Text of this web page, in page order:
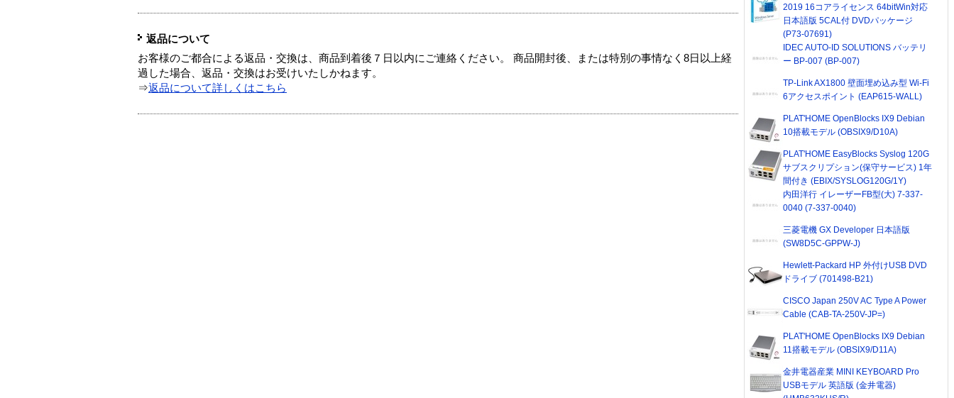
返品について
お客様のご都合による返品・交換は、商品到着後７日以内にご連絡ください。 商品開封後、または特別の事情なく8日以上経
過した場合、返品・交換はお受けいたしかねます。
⇒返品について詳しくはこちら
2019 16コアライセンス 64bitWin対応
日本語版 5CAL付 DVDパッケージ
(P73-07691)
IDEC AUTO-ID SOLUTIONS バッテリ
ー BP-007 (BP-007)
TP-Link AX1800 壁面埋め込み型 Wi-Fi
6アクセスポイント (EAP615-WALL)
PLAT'HOME OpenBlocks IX9 Debian
10搭載モデル (OBSIX9/D10A)
PLAT'HOME EasyBlocks Syslog 120G
サブスクリプション(保守サービス) 1年
間付き (EBIX/SYSLOG120G/1Y)
内田洋行 イレーザーFB型(大) 7-337-
0040 (7-337-0040)
三菱電機 GX Developer 日本語版
(SW8D5C-GPPW-J)
Hewlett-Packard HP 外付けUSB DVD
ドライブ (701498-B21)
CISCO Japan 250V AC Type A Power
Cable (CAB-TA-250V-JP=)
PLAT'HOME OpenBlocks IX9 Debian
11搭載モデル (OBSIX9/D11A)
金井電器産業 MINI KEYBOARD Pro
USBモデル 英語版 (金井電器)